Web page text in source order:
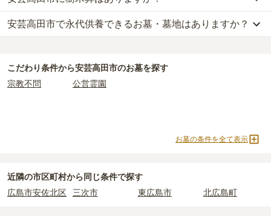
が13件あります。
安芸高田市営太郎丸共同墓地、安芸高田市営中束共同墓地 、安芸高
田市営土師共同墓地などが代表的です。
公営霊園は民営の霊園と異なり、契約にあたって応募資格が設けら
れているケースがほとんどです。
契約条件の詳細は、各霊園のページをご確認いただくか、資料請求
安芸高田市には、樹木葬の掲載がありません。
自然葬をお考えの場合は、海洋散骨もご検討ください。
安芸高田市で永代供養できるお墓・墓地はありますか？
永代供養をお考えの場合は、海洋散骨もご検討ください。
こだわり条件から安芸高田市のお墓を探す
宗教不問
公営霊園
お墓の条件を全て表示
近隣の市区町村から同じ条件で探す
広島市安佐北区
三次市 東広島市 北広島町